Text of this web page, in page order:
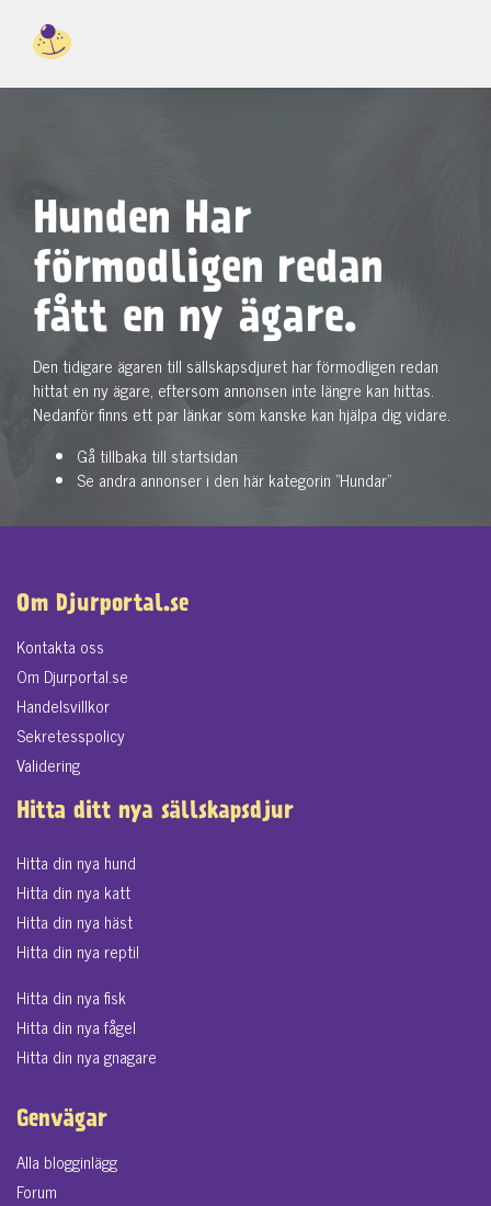
Hunden Har
förmodligen redan
fått en ny ägare.
Den tidigare ägaren till sällskapsdjuret har förmodligen redan
hittat en ny ägare, eftersom annonsen inte längre kan hittas.
Nedanför finns ett par länkar som kanske kan hjälpa dig vidare.
Gå tillbaka till startsidan
Se andra annonser i den här kategorin "Hundar"
Om Djurportal.se
Kontakta oss
Om Djurportal.se
Handelsvillkor
Sekretesspolicy
Validering
Hitta ditt nya sällskapsdjur
Hitta din nya hund
Hitta din nya katt
Hitta din nya häst
Hitta din nya reptil
Hitta din nya fisk
Hitta din nya fågel
Hitta din nya gnagare
Genvägar
Alla blogginlägg
Forum